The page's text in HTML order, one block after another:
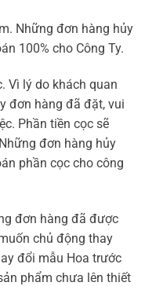
. Những đơn hàng hủy
100% cho Công Ty.
Vì lý do khách quan
đơn hàng đã đặt, vui
Phần tiền cọc sẽ
đơn hàng hủy
phần cọc cho công
đơn hàng đã được
chủ động thay
đổi mẫu Hoa trước
phẩm chưa lên thiết